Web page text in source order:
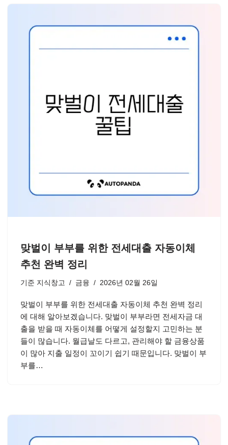
맞벌이 부부를 위한 전세대출 자동이체
추천 완벽 정리
기준 지식창고 금융 2026년 02월 26일
맞벌이 부부를 위한 전세대출 자동이체 추천 완벽 정리
에 대해 알아보겠습니다. 맞벌이 부부라면 전세자금 대
출을 받을 때 자동이체를 어떻게 설정할지 고민하는 분
들이 많습니다. 월급날도 다르고, 관리해야 할 금융상품
이 많아 지출 일정이 꼬이기 쉽기 때문입니다. 맞벌이 부
부를…